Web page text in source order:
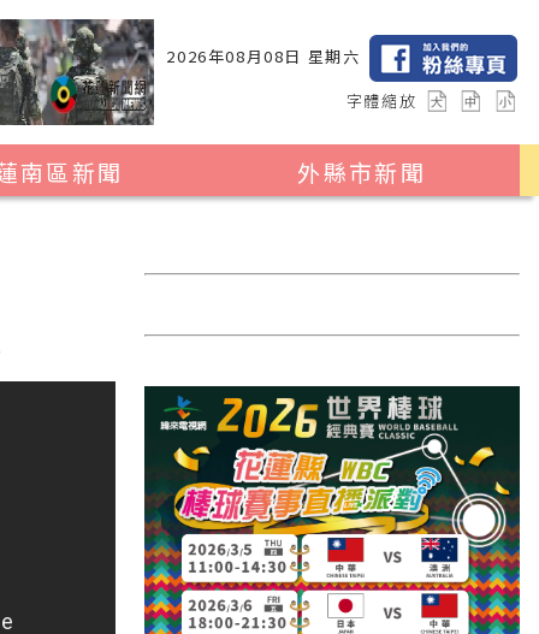
2026年08月08日 星期六
字體縮放
南區新聞
外縣市新聞
2024暑期夏令營專區
台中市
彰化縣
高雄市
國外報導
台東縣